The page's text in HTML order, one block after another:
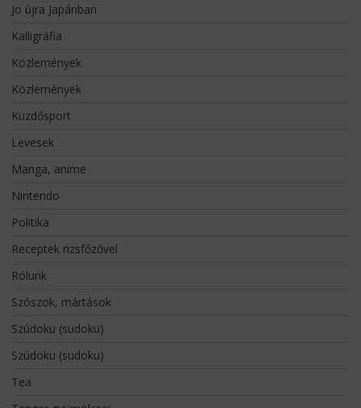
Jo újra Japánban
Kalligráfia
Közlemények
Közlemények
Küzdősport
Levesek
Manga, anime
Nintendo
Politika
Receptek rizsfőzővel
Rólunk
Szószok, mártások
Szúdoku (sudoku)
Szúdoku (sudoku)
Tea